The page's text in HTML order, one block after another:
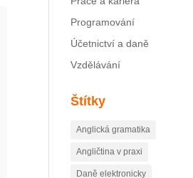
Programování
Účetnictví a daně
Vzdělávání
Štítky
Anglická gramatika
Angličtina v praxi
Daně elektronicky